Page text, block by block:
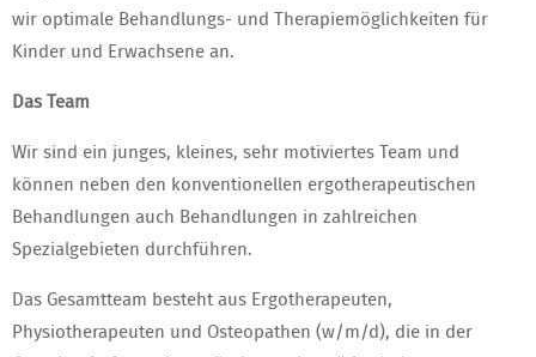
wir optimale Behandlungs- und Therapiemöglichkeiten für
Kinder und Erwachsene an.
Das Team
Wir sind ein junges, kleines, sehr motiviertes Team und
können neben den konventionellen ergotherapeutischen
Behandlungen auch Behandlungen in zahlreichen
Spezialgebieten durchführen.
Das Gesamtteam besteht aus Ergotherapeuten,
Physiotherapeuten und Osteopathen (w/m/d), die in der